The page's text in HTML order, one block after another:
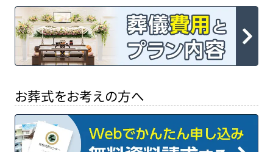
お葬式をお考えの方へ